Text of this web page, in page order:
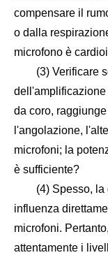
compensare il
o dalla
microfono è
(3) Verificare
da coro,
l'angolazione,
microfoni; la
è sufficiente?
(4) Spesso, la
influenza
microfoni.
attentamente i